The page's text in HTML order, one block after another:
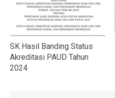
SK Hasil Banding Status
Akreditasi PAUD Tahun
2024